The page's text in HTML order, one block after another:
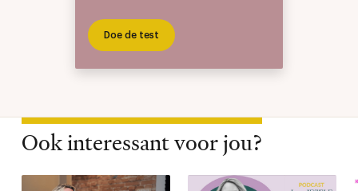
Doe de test
Ook interessant voor jou?